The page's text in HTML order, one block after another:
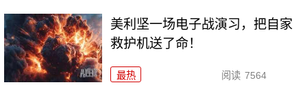
美利坚一场电子战演习，把自家
救护机送了命！
最热 阅读 7564